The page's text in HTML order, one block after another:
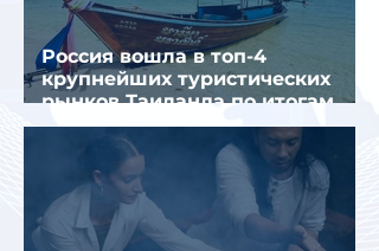
Россия вошла в топ-4
крупнейших туристических
рынков Таиланда по итогам
семи месяцев 2026 года